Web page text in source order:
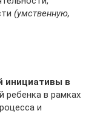
(умственную,
инициативы в
ребенка в рамках
и